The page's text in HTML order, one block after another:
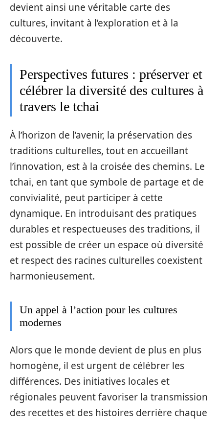
devient ainsi une véritable carte des
cultures, invitant à l’exploration et à la
découverte.
Perspectives futures : préserver et
célébrer la diversité des cultures à
travers le tchai
À l’horizon de l’avenir, la préservation des
traditions culturelles, tout en accueillant
l’innovation, est à la croisée des chemins. Le
tchai, en tant que symbole de partage et de
convivialité, peut participer à cette
dynamique. En introduisant des pratiques
durables et respectueuses des traditions, il
est possible de créer un espace où diversité
et respect des racines culturelles coexistent
harmonieusement.
Un appel à l’action pour les cultures
modernes
Alors que le monde devient de plus en plus
homogène, il est urgent de célébrer les
différences. Des initiatives locales et
régionales peuvent favoriser la transmission
des recettes et des histoires derrière chaque